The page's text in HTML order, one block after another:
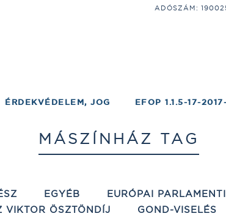
ADÓSZÁM:
ÉRDEKVÉDELEM, JOG EFOP 1.1.5-17-
MÁSZÍNHÁZ TAG
EGYÉB
EURÓPAI
VIKTOR ÖSZTÖNDÍJ GOND-VISELÉS